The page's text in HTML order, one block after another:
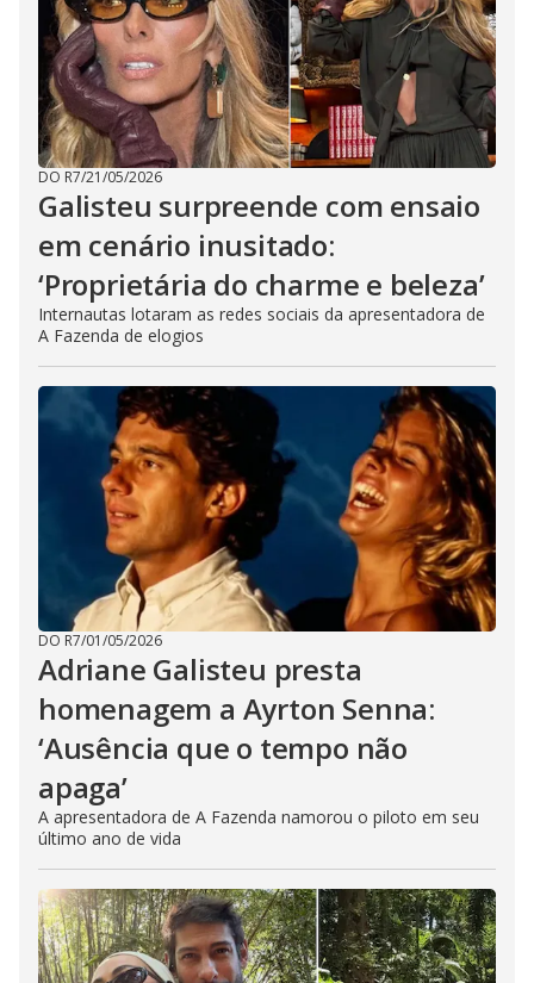
DO R7/21/05/2026
Galisteu surpreende com ensaio
em cenário inusitado:
‘Proprietária do charme e beleza’
Internautas lotaram as redes sociais da apresentadora de
A Fazenda de elogios
DO R7/01/05/2026
Adriane Galisteu presta
homenagem a Ayrton Senna:
‘Ausência que o tempo não
apaga’
A apresentadora de A Fazenda namorou o piloto em seu
último ano de vida